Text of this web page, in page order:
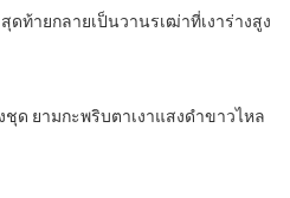
ท้ายกลายเป็นวานรเฒ่าที่เงาร่างสูง
ด ยามกะพริบตาเงาแสงดำขาวไหล